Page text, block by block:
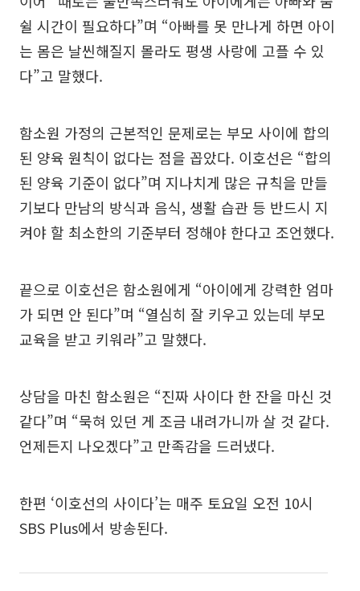
쉴 시간이 필요하다”며 “아빠를 못 만나게 하면 아이
는 몸은 날씬해질지 몰라도 평생 사랑에 고플 수 있
다”고 말했다.
함소원 가정의 근본적인 문제로는 부모 사이에 합의
된 양육 원칙이 없다는 점을 꼽았다. 이호선은 “합의
된 양육 기준이 없다”며 지나치게 많은 규칙을 만들
기보다 만남의 방식과 음식, 생활 습관 등 반드시 지
켜야 할 최소한의 기준부터 정해야 한다고 조언했다.
끝으로 이호선은 함소원에게 “아이에게 강력한 엄마
가 되면 안 된다”며 “열심히 잘 키우고 있는데 부모
교육을 받고 키워라”고 말했다.
상담을 마친 함소원은 “진짜 사이다 한 잔을 마신 것
같다”며 “묵혀 있던 게 조금 내려가니까 살 것 같다.
언제든지 나오겠다”고 만족감을 드러냈다.
한편 ‘이호선의 사이다’는 매주 토요일 오전 10시
SBS Plus에서 방송된다.